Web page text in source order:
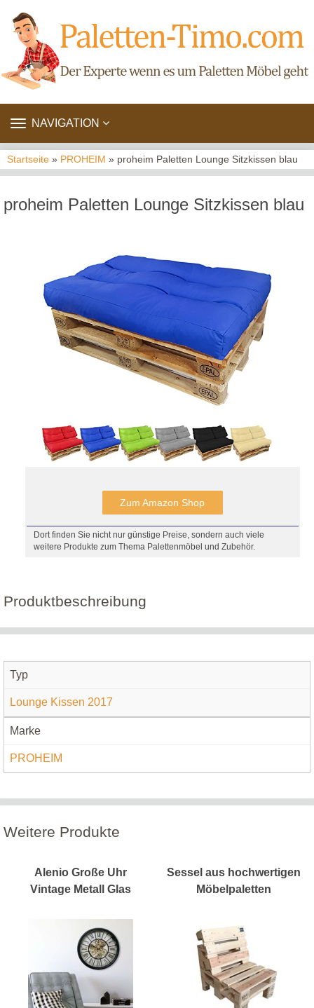
TOGGLE
NAVIGATION
Startseite » PROHEIM » proheim Paletten Lounge Sitzkissen blau
proheim Paletten Lounge Sitzkissen blau
Zum Amazon Shop
Dort finden Sie nicht nur günstige Preise, sondern auch viele
weitere Produkte zum Thema Palettenmöbel und Zubehör.
Produktbeschreibung
Typ
Lounge Kissen 2017
Marke
PROHEIM
Weitere Produkte
Alenio Große Uhr
Vintage Metall Glas
Sessel aus hochwertigen
Möbelpaletten